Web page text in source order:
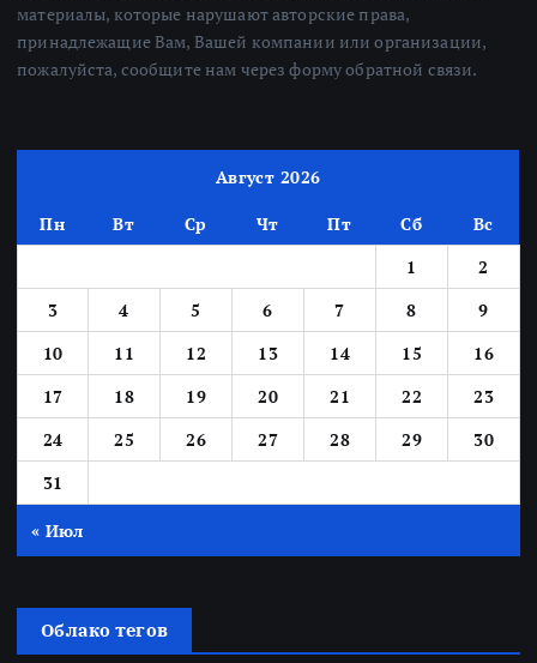
материалы, которые нарушают авторские права,
принадлежащие Вам, Вашей компании или организации,
пожалуйста, сообщите нам через форму обратной связи.
Август 2026
Пн Вт Ср Чт Пт Сб
Вс
1
2
3
4 5 6 7 8
9
10
11 12 13 14 15
16
17
18 19 20 21 22
23
24
25 26 27 28 29
30
31
« Июл
Облако тегов